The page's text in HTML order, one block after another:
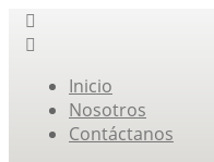
Inicio
Nosotros
Contáctanos